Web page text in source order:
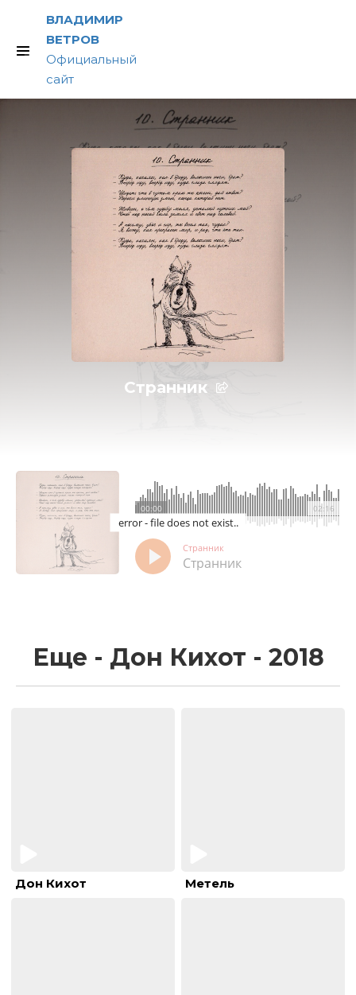
ВЛАДИМИР
ВЕТРОВ
Официальный
сайт
Странник
02:16
00:00
Странник
Странник
error - file does not exist..
Еще - Дон Кихот - 2018
Дон Кихот Метель